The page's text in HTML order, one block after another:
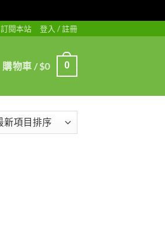
訂閱本站 登入 / 註冊
購物車 /$0 0